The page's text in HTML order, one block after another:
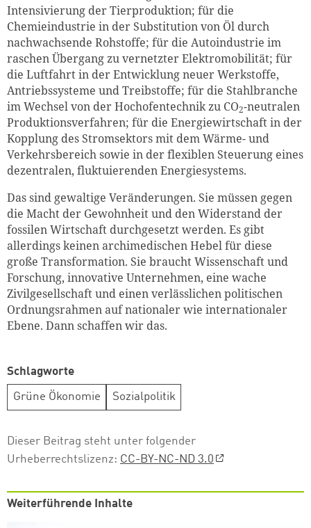
Intensivierung der Tierproduktion; für die
Chemieindustrie in der Substitution von Öl durch
nachwachsende Rohstoffe; für die Autoindustrie im
raschen Übergang zu vernetzter Elektromobilität; für
die Luftfahrt in der Entwicklung neuer Werkstoffe,
Antriebssysteme und Treibstoffe; für die Stahlbranche
im Wechsel von der Hochofentechnik zu CO2-neutralen
Produktionsverfahren; für die Energiewirtschaft in der
Kopplung des Stromsektors mit dem Wärme- und
Verkehrsbereich sowie in der flexiblen Steuerung eines
dezentralen, fluktuierenden Energiesystems.
Das sind gewaltige Veränderungen. Sie müssen gegen
die Macht der Gewohnheit und den Widerstand der
fossilen Wirtschaft durchgesetzt werden. Es gibt
allerdings keinen archimedischen Hebel für diese
große Transformation. Sie braucht Wissenschaft und
Forschung, innovative Unternehmen, eine wache
Zivilgesellschaft und einen verlässlichen politischen
Ordnungsrahmen auf nationaler wie internationaler
Ebene. Dann schaffen wir das.
Schlagworte
Grüne Ökonomie Sozialpolitik
Dieser Beitrag steht unter folgender
Urheberrechtslizenz: CC-BY-NC-ND 3.0
Weiterführende Inhalte